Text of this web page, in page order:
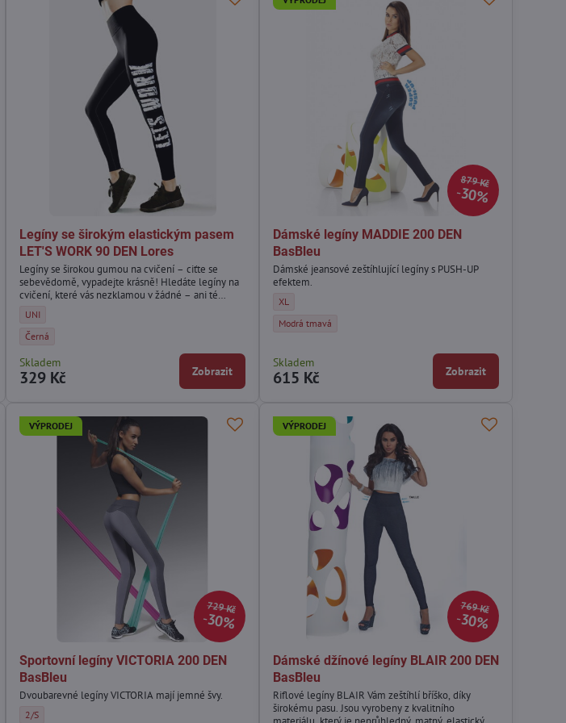
Legíny se širokým elastickým pasem
LET'S WORK 90 DEN Lores
Legíny se širokou gumou na cvičení – ciťte se
sebevědomě, vypadejte krásně! Hledáte legíny na
cvičení, které vás nezklamou v žádné – ani té
od Lores budou perfektní volbou!
Legíny se širokým elastickým pasem LET'S WORK 90 DEN Lores - Velikost:
UNI
Legíny se širokým elastickým pasem LET'S WORK 90 DEN Lores - Barva:
Černá
Skladem
329 Kč Zobrazit
879 Kč
30%
Dámské legíny MADDIE 200 DEN
BasBleu
Dámské jeansové zeštíhlující legíny s PUSH-UP
efektem.
Dámské legíny MADDIE 200 DEN BasBleu - Velikost:
XL
Dámské legíny MADDIE 200 DEN BasBleu - Barva:
Modrá tmavá
Skladem
615 Kč Zobrazit
729 Kč
30%
VÝPRODEJ
Sportovní legíny VICTORIA 200 DEN
BasBleu
Dvoubarevné legíny VICTORIA mají jemné švy.
Sportovní legíny VICTORIA 200 DEN BasBleu - Velikost:
2/S
769 Kč
30%
VÝPRODEJ
Dámské džínové legíny BLAIR 200 DEN
BasBleu
Riflové legíny BLAIR Vám zeštíhlí bříško, díky
širokému pasu. Jsou vyrobeny z kvalitního